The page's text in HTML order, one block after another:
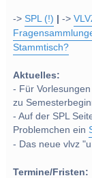
->SPL (!) ->
Stammtisch?
Aktuelles:
- Für
zu
- Auf der SPL
Problemchen ein
- Das neue vlvz
Termine/Fristen: